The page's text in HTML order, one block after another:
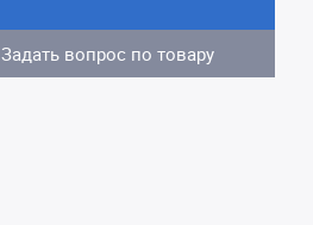
Задать вопрос по товару